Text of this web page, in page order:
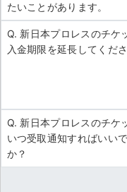
たいことがあります。
Q. 新日本プロレスのチケ
入金期限を延長してくださ
Q. 新日本プロレスのチケ
いつ受取通知すればいい
か？